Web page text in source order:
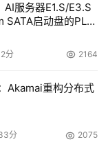
的一家，但近一年
”。
新币的造富效应
得了10倍甚至数
会超募。
在数据上仍有不
服务器E1.S/E3.S
SATA启动盘的PLP
分 2164
Akamai重构分布式
分 2075